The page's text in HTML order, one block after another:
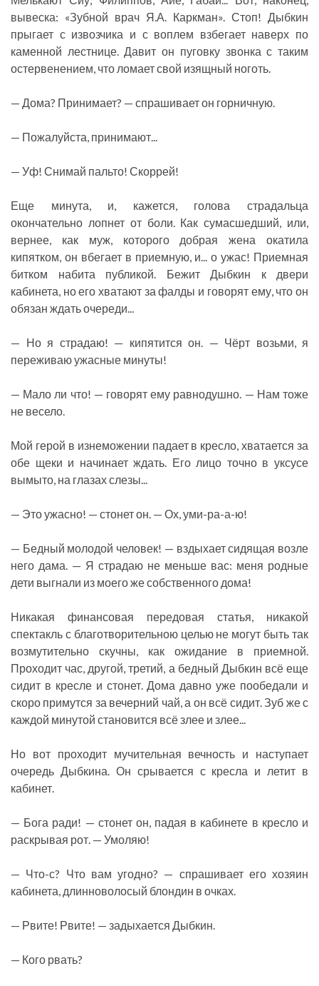
вывеска: «Зубной врач Я.А. Каркман». Стоп! Дыбкин
прыгает с извозчика и с воплем взбегает наверх по
каменной лестнице. Давит он пуговку звонка с таким
остервенением, что ломает свой изящный ноготь.
— Дома? Принимает? — спрашивает он горничную.
— Пожалуйста, принимают...
— Уф! Снимай пальто! Скоррей!
Еще минута, и, кажется, голова страдальца
окончательно лопнет от боли. Как сумасшедший, или,
вернее, как муж, которого добрая жена окатила
кипятком, он вбегает в приемную, и... о ужас! Приемная
битком набита публикой. Бежит Дыбкин к двери
кабинета, но его хватают за фалды и говорят ему, что он
обязан ждать очереди...
— Но я страдаю! — кипятится он. — Чёрт возьми, я
переживаю ужасные минуты!
— Мало ли что! — говорят ему равнодушно. — Нам тоже
не весело.
Мой герой в изнеможении падает в кресло, хватается за
обе щеки и начинает ждать. Его лицо точно в уксусе
вымыто, на глазах слезы...
— Это ужасно! — стонет он. — Ох, уми-ра-а-ю!
— Бедный молодой человек! — вздыхает сидящая возле
него дама. — Я страдаю не меньше вас: меня родные
дети выгнали из моего же собственного дома!
Никакая финансовая передовая статья, никакой
спектакль с благотворительною целью не могут быть так
возмутительно скучны, как ожидание в приемной.
Проходит час, другой, третий, а бедный Дыбкин всё еще
сидит в кресле и стонет. Дома давно уже пообедали и
скоро примутся за вечерний чай, а он всё сидит. Зуб же с
каждой минутой становится всё злее и злее...
Но вот проходит мучительная вечность и наступает
очередь Дыбкина. Он срывается с кресла и летит в
кабинет.
— Бога ради! — стонет он, падая в кабинете в кресло и
раскрывая рот. — Умоляю!
— Что-с? Что вам угодно? — спрашивает его хозяин
кабинета, длинноволосый блондин в очках.
— Рвите! Рвите! — задыхается Дыбкин.
— Кого рвать?